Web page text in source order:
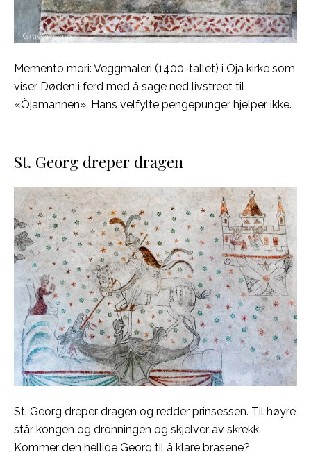
Memento mori: Veggmaleri (1400-tallet) i Öja kirke som
viser Døden i ferd med å sage ned livstreet til
«Öjamannen». Hans velfylte pengepunger hjelper ikke.
St. Georg dreper dragen
St. Georg dreper dragen og redder prinsessen. Til høyre
står kongen og dronningen og skjelver av skrekk.
Kommer den hellige Georg til å klare brasene?